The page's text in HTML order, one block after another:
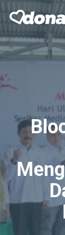
content